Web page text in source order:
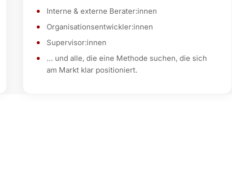
Interne & externe Berater:innen
Organisationsentwickler:innen
Supervisor:innen
… und alle, die eine Methode suchen, die sich
am Markt klar positioniert.